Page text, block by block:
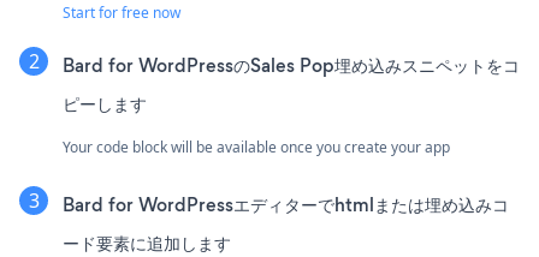
Start for free now
Bard for WordPressのSales Pop埋め込みスニペットをコ
ピーします
Your code block will be available once you create your app
Bard for WordPressエディターでhtmlまたは埋め込みコ
ード要素に追加します